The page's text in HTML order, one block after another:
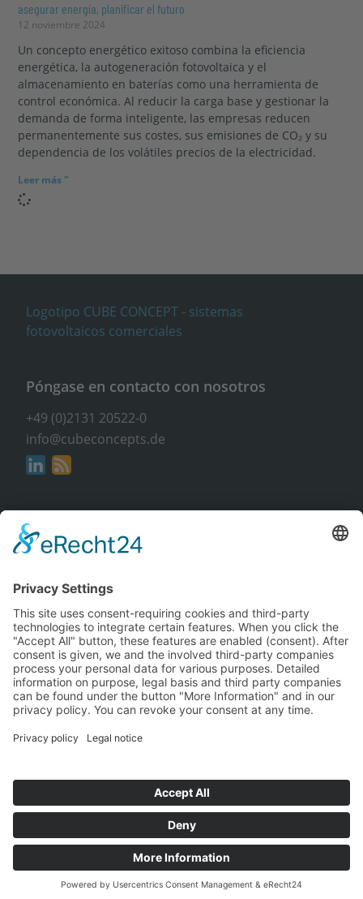
asegurar energía, planificar el futuro
12 noviembre 2024
Un concepto energético exitoso combina la eficiencia
energética, la autogeneración fotovoltaica y el
almacenamiento en baterías como una herramienta de
control económica. Al reducir la carga base y gestionar la
demanda de forma inteligente, las empresas reducen
permanentemente sus costes, sus emisiones de CO₂ y su
dependencia de los volátiles precios de la electricidad.
Leer más "
Póngase en contacto con nosotros
+49 (0)2131 20522-0
info@cubeconcepts.de
Dirección
CUBE CONCEPTS GmbH
41564 Kaarst
Sin compromiso y gratuito
Solicitar información
© Copyright 2026 Cube Concepts GmbH
Pie de imprenta Política de privacidad
Español